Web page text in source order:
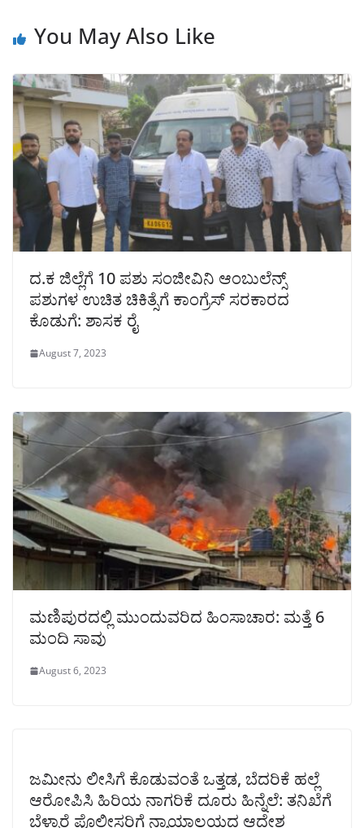
You May Also Like
ದ.ಕ ಜಿಲ್ಲೆಗೆ 10 ಪಶು ಸಂಜೀವಿನಿ ಆಂಬುಲೆನ್ಸ್
ಪಶುಗಳ ಉಚಿತ ಚಿಕಿತ್ಸೆಗೆ ಕಾಂಗ್ರೆಸ್ ಸರಕಾರದ
ಕೊಡುಗೆ: ಶಾಸಕ ರೈ
August 7, 2023
ಮಣಿಪುರದಲ್ಲಿ ಮುಂದುವರಿದ ಹಿಂಸಾಚಾರ: ಮತ್ತೆ 6
ಮಂದಿ ಸಾವು
August 6, 2023
ಜಮೀನು ಲೀಸಿಗೆ ಕೊಡುವಂತೆ ಒತ್ತಡ, ಬೆದರಿಕೆ ಹಲ್ಲೆ
ಆರೋಪಿಸಿ ಹಿರಿಯ ನಾಗರಿಕೆ ದೂರು ಹಿನ್ನೆಲೆ: ತನಿಖೆಗೆ
ಬೆಳ್ಳಾರೆ ಪೊಲೀಸರಿಗೆ ನ್ಯಾಯಾಲಯದ ಆದೇಶ